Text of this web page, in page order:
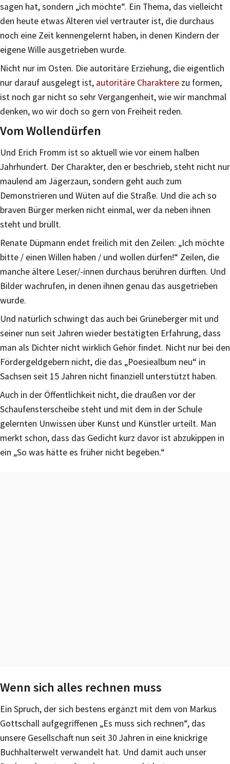
sagen hat, sondern „ich möchte“. Ein Thema, das vielleicht
den heute etwas Älteren viel vertrauter ist, die durchaus
noch eine Zeit kennengelernt haben, in denen Kindern der
eigene Wille ausgetrieben wurde.
Nicht nur im Osten. Die autoritäre Erziehung, die eigentlich
nur darauf ausgelegt ist, autoritäre Charaktere zu formen,
ist noch gar nicht so sehr Vergangenheit, wie wir manchmal
denken, wo wir doch so gern von Freiheit reden.
Vom Wollendürfen
Und Erich Fromm ist so aktuell wie vor einem halben
Jahrhundert. Der Charakter, den er beschrieb, steht nicht nur
maulend am Jägerzaun, sondern geht auch zum
Demonstrieren und Wüten auf die Straße. Und die ach so
braven Bürger merken nicht einmal, wer da neben ihnen
steht und brüllt.
Renate Düpmann endet freilich mit den Zeilen: „Ich möchte
bitte / einen Willen haben / und wollen dürfen!“ Zeilen, die
manche ältere Leser/-innen durchaus berühren dürften. Und
Bilder wachrufen, in denen ihnen genau das ausgetrieben
wurde.
Und natürlich schwingt das auch bei Grüneberger mit und
seiner nun seit Jahren wieder bestätigten Erfahrung, dass
man als Dichter nicht wirklich Gehör findet. Nicht nur bei den
Fördergeldgebern nicht, die das „Poesiealbum neu“ in
Sachsen seit 15 Jahren nicht finanziell unterstützt haben.
Auch in der Öffentlichkeit nicht, die draußen vor der
Schaufensterscheibe steht und mit dem in der Schule
gelernten Unwissen über Kunst und Künstler urteilt. Man
merkt schon, dass das Gedicht kurz davor ist abzukippen in
ein „So was hätte es früher nicht begeben.“
Wenn sich alles rechnen muss
Ein Spruch, der sich bestens ergänzt mit dem von Markus
Gottschall aufgegriffenen „Es muss sich rechnen“, das
unsere Gesellschaft nun seit 30 Jahren in eine knickrige
Buchhalterwelt verwandelt hat. Und damit auch unser